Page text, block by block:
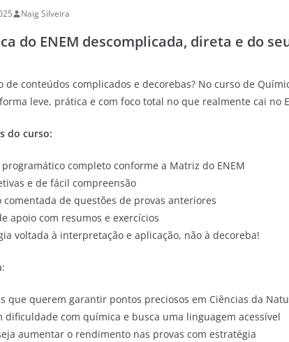
Naig Silveira
do ENEM descomplicada, direta e do
de conteúdos complicados e decorebas? No curso de
leve, prática e com foco total no que realmente cai no
do curso:
completo conforme a Matriz do ENEM
e de fácil compreensão
comentada de questões de provas anteriores
apoio com resumos e exercícios
voltada à interpretação e aplicação, não à decoreba!
que querem garantir pontos preciosos em Ciências da
dificuldade com química e busca uma linguagem acessível
aumentar o rendimento nas provas com estratégia